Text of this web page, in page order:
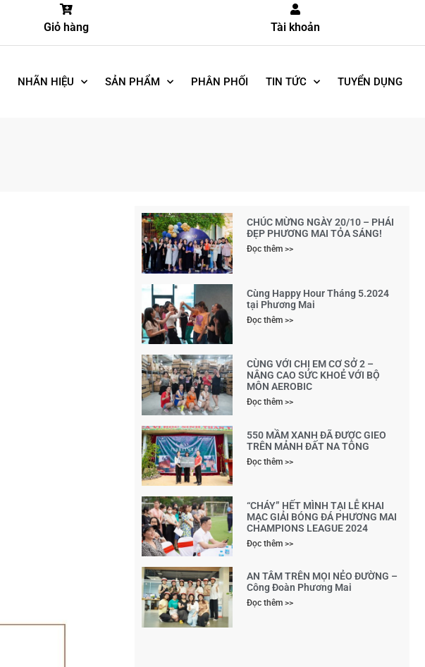
Giỏ hàng Tài khoản
NHÃN HIỆU SẢN PHẨM PHÂN PHỐI TIN TỨC TUYỂN DỤNG
CHÚC MỪNG NGÀY 20/10 – PHÁI
ĐẸP PHƯƠNG MAI TỎA SÁNG!
Đọc thêm >>
Cùng Happy Hour Tháng 5.2024
tại Phương Mai
Đọc thêm >>
CÙNG VỚI CHỊ EM CƠ SỞ 2 –
NÂNG CAO SỨC KHOẺ VỚI BỘ
MÔN AEROBIC
Đọc thêm >>
550 MẦM XANH ĐÃ ĐƯỢC GIEO
TRÊN MẢNH ĐẤT NA TÔNG
Đọc thêm >>
“CHÁY” HẾT MÌNH TẠI LỄ KHAI
MẠC GIẢI BÓNG ĐÁ PHƯƠNG MAI
CHAMPIONS LEAGUE 2024
Đọc thêm >>
AN TÂM TRÊN MỌI NẺO ĐƯỜNG –
Công Đoàn Phương Mai
Đọc thêm >>